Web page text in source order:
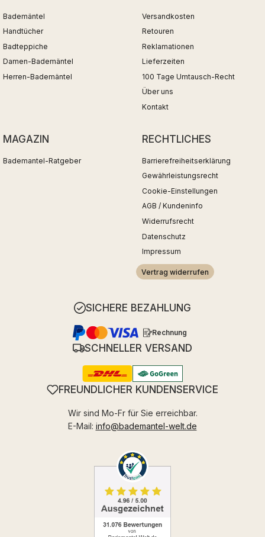
Bademäntel
Handtücher
Badteppiche
Damen-Bademäntel
Herren-Bademäntel
Versandkosten
Retouren
Reklamationen
Lieferzeiten
100 Tage Umtausch-Recht
Über uns
Kontakt
MAGAZIN
Bademantel-Ratgeber
RECHTLICHES
Barrierefreiheitserklärung
Gewährleistungsrecht
Cookie-Einstellungen
AGB / Kundeninfo
Widerrufsrecht
Datenschutz
Impressum
Vertrag widerrufen
SICHERE BEZAHLUNG
Rechnung
SCHNELLER VERSAND
FREUNDLICHER KUNDENSERVICE
Wir sind Mo-Fr für Sie erreichbar.
E-Mail: info@bademantel-welt.de